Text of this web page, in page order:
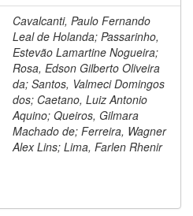
Cavalcanti, Paulo Fernando
Leal de Holanda; Passarinho,
Estevão Lamartine Nogueira;
Rosa, Edson Gilberto Oliveira
da; Santos, Valmeci Domingos
dos; Caetano, Luiz Antonio
Aquino; Queiros, Gilmara
Machado de; Ferreira, Wagner
Alex Lins; Lima, Farlen Rhenir